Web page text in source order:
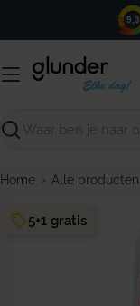
inhoud
9,3
Zoeken
Home › Alle producten
5+1 gratis